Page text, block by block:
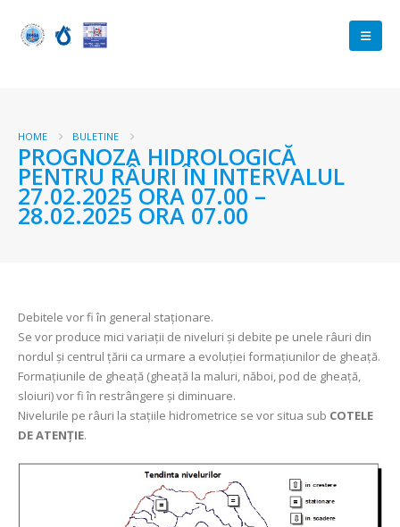
HOME BULETINE
PROGNOZA HIDROLOGICĂ
PENTRU RÂURI ÎN INTERVALUL
27.02.2025 ORA 07.00 –
28.02.2025 ORA 07.00
Debitele vor fi în general staționare.
Se vor produce mici variații de niveluri și debite pe unele râuri din
nordul și centrul țării ca urmare a evoluției formațiunilor de gheață.
Formațiunile de gheață (gheață la maluri, năboi, pod de gheață,
sloiuri) vor fi în restrângere și diminuare.
Nivelurile pe râuri la stațiile hidrometrice se vor situa sub COTELE
DE ATENȚIE.